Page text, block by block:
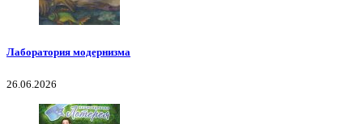
Лаборатория модернизма
26.06.2026